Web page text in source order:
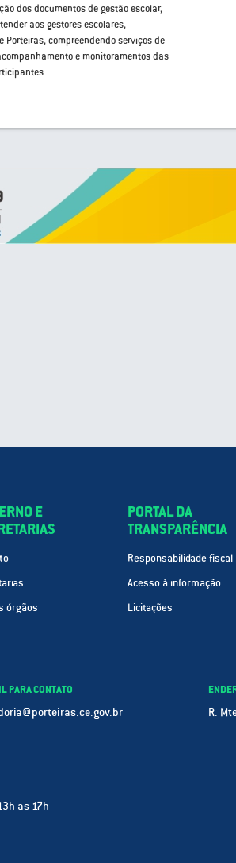
dos documentos de gestão escolar,
aos gestores escolares,
compreendendo serviços de
e monitoramentos das
E
órgãos
PORTAL DA
TRANSPARÊNCIA
Responsabilidade fiscal
Acesso à informação
Licitações
PARA CONTATO
R.
as 17h